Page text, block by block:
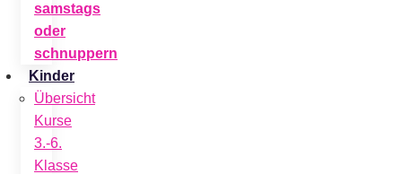
samstags
oder
schnuppern
Kinder
Übersicht
Kurse
3.-6.
Klasse